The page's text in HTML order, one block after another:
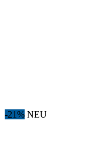
-21% NEU